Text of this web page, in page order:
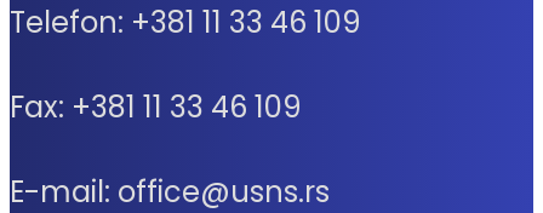
Telefon: +381 11 33 46 109
Fax: +381 11 33 46 109
E-mail: office@usns.rs